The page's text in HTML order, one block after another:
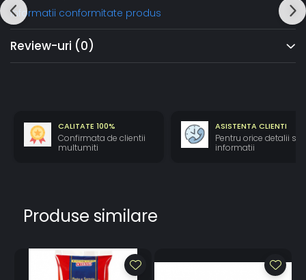
Informatii conformitate produs
Review-uri (0)
CALITATE 100%
Confirmata de clientii
multumiti
ASISTENTA CLIENTI
Pentru orice detalii si
informatii
Produse similare